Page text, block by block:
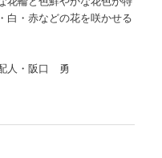
白・赤などの花を咲かせる
人・阪口 勇